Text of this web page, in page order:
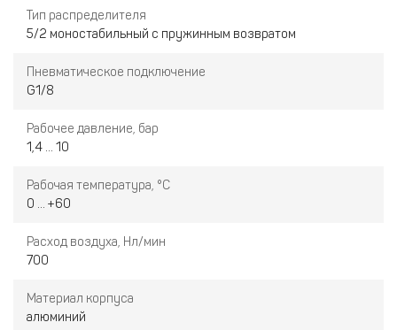
Тип распределителя
5/2 моностабильный с пружинным возвратом
Пневматическое подключение
G1/8
Рабочее давление, бар
1,4 ... 10
Рабочая температура, °С
0 ... +60
Расход воздуха, Нл/мин
700
Материал корпуса
алюминий